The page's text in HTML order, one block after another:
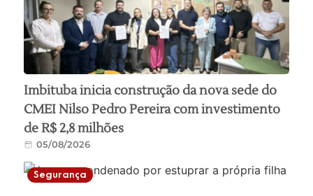
Imbituba inicia construção da nova sede do
CMEI Nilso Pedro Pereira com investimento
de R$ 2,8 milhões
05/08/2026
Segurança